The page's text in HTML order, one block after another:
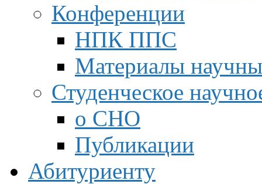
Конференции
НПК ППС
Материалы
Студенческое
о СНО
Публикации
Абитуриенту